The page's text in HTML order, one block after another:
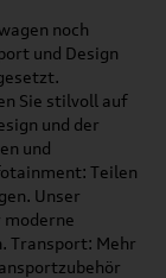
noch
und Design
Sie stilvoll auf
und der
und
Teilen
Unser
Transport: Mehr